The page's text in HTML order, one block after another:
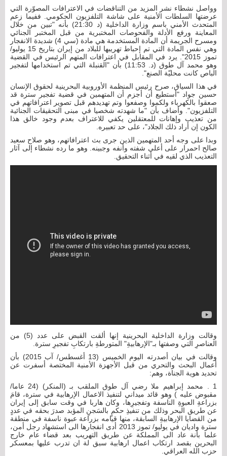
وواصل نشطاء نشر المزيد من التناقضات في الاعترافات المصوّرة التي
عرضتها السلطات الأمنية على شاشة التلفزيون الحكومي. ففيما زعم
المتحدث الأمني باسم وزارة الداخلية (د 21:30) بأنه "تبين من خلال
المعاينة ورفع الأدلة والفحوصات المختبرية من قبل المختبر الجنائي
ومسرح الجريمة أن المادة المستخدمة هي مادة (سي 4) شديدة الانفجار
وهي نفس المادة التي تم إحباط تهريبها للبلاد من إيران بتاريخ 15 يوليو/
تموز 2015". يرد في المقابل في اعترافات المتهم الرئيس في القضية
وهو محمد آل طوق (د. 11:53) بأن "القنبلة التي تم استخدامها لتفجير
الباص كانت محليّة الصنع".
في هذا السياق، صرح رئيس المنظمة الأوروبية البحرينية لحقوق الإنسان
حسين جواد "أستطيع أن أجزم أن المتهمين في قضية تفجير سترة قد
صعقوا بالكهرباء ولكموا وصفعوا وتم تهديدهم قبل تصوير اعترافاتهم في
التلفزيون". وأضاف بأن "ما شهدته شخصيا في مبنی التحقيقات الجنائية
من تعذيب وإهانات للمعتقلين يكفي للاعتراف بعدم وجود خالق هذا
الكون إن أراد ذلك الجلاد"، على حد تعبيره.
وبدا على وجه أحد المتهمين الذين جرى بث اعترافاتهم، وهو صلاح سعيد
صالح احمرار على أعلى شفته وأنفه وجبينه. وهو ما رده نشطاء إلى آثار
التعذيب الذي لقيه في أثناء التحقيق.
وقالت وزارة الداخلية البحرينية إنها ألقت القبض على عدد (5) من
العناصرِ التي وصفتها بـ"الإرهابيةِ" المتورطةِ بارتكابِ تفجيرِ سترة.
وقالت في بيان أصدرته اليوم الخميس (13 أغسطس/ آب 2015) بأن
أعمال البحث والتحري من قبل الأجهزة الأمنية المختصة أسفرت عن
تحديد هوية الجناة، وهم:
1 . محمد إبراهيم ملا رضي آل طوق الملقب بـ (المنكر) (24 عاما/
مقبوض عليه ) وهو قائد ميداني لتنفيذ الاعمال الإرهابية في سترة، قامَ
بزراعةِ العبوةِ الناسفة وتفجيرِها، وكان هاربا في وقت سابق إلى إيران
عن طريق البحر وذلك من تنفيذِ حكمٍ بالسَجنِ المؤبد صدرَ بحقه في عددٍ
من القضايا الإرهابيةِ السابقة، منها قيامه بزراعة عبوة ناسفة في منطقة
سترة واديان في يوليو/ تموز 2013 أدى انفجارها الى استشهاد رجل أمن،
علما بأنة عاد الى المملكة عن طريق التهريب بعد قضاء عام خارج
البحرين بقصد ارتكاب اعمال ارهابية سبق لة ان تدرب عليها بمعسكر
حزب الله العراقي.